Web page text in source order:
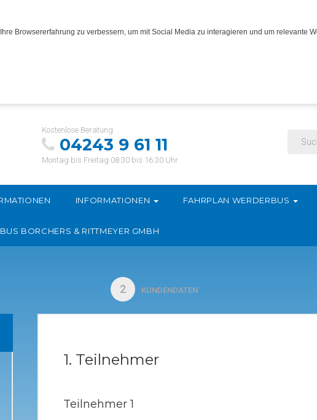
Browsererfahrung zu verbessern, um mit Social Media zu interagieren und um relevante
Kostenlose Beratung
04243 9 61 11
Montag bis Freitag 08:30 bis 16.30 Uhr
INFORMATIONEN FAHRPLAN WERDERBUS
BORCHERS & RITTMEYER GMBH
2 KUNDENDATEN
1. Teilnehmer
Teilnehmer1